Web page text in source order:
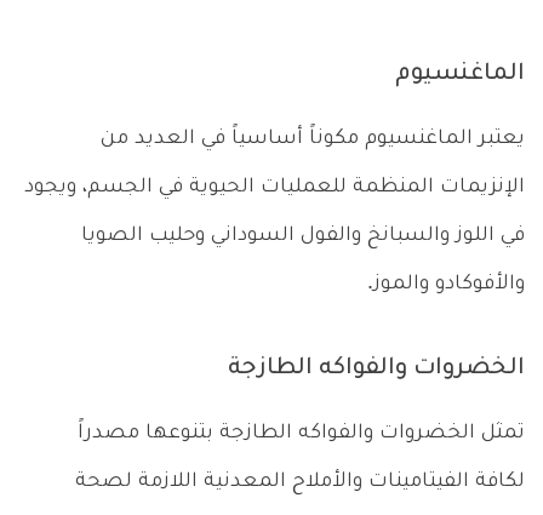
الماغنسيوم
يعتبر الماغنسيوم مكوناً أساسياً في العديد من
الإنزيمات المنظمة للعمليات الحيوية في الجسم، ويجود
في اللوز والسبانخ والفول السوداني وحليب الصويا
والأفوكادو والموز.
الخضروات والفواكه الطازجة
تمثل الخضروات والفواكه الطازجة بتنوعها مصدراً
لكافة الفيتامينات والأملاح المعدنية اللازمة لصحة